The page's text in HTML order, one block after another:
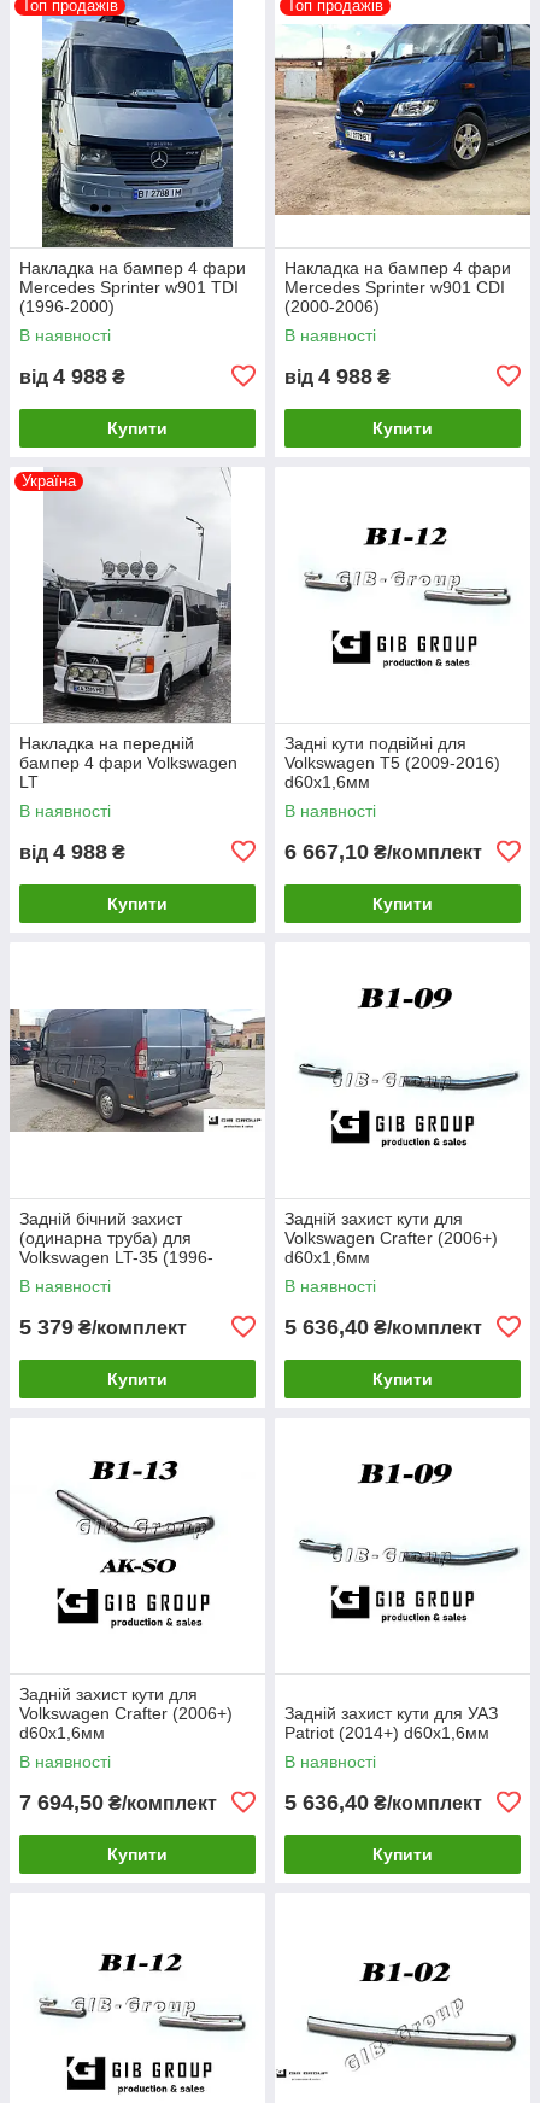
Топ продажів
Накладка на бампер 4 фари
Mercedes Sprinter w901 TDI
(1996-2000)
В наявності
від 4 988 ₴
Купити
Топ продажів
Накладка на бампер 4 фари
Mercedes Sprinter w901 CDI
(2000-2006)
В наявності
від 4 988 ₴
Купити
Україна
Накладка на передній
бампер 4 фари Volkswagen
LT
В наявності
від 4 988 ₴
Купити
Задні кути подвійні для
Volkswagen T5 (2009-2016)
d60х1,6мм
В наявності
6 667,10 ₴/комплект
Купити
Задній бічний захист
(одинарна труба) для
Volkswagen LT-35 (1996-
2006) d60х1,6мм
В наявності
5 379 ₴/комплект
Купити
Задній захист кути для
Volkswagen Crafter (2006+)
d60х1,6мм
В наявності
5 636,40 ₴/комплект
Купити
Задній захист кути для
Volkswagen Crafter (2006+)
d60х1,6мм
В наявності
7 694,50 ₴/комплект
Купити
Задній захист кути для УАЗ
Patriot (2014+) d60х1,6мм
В наявності
5 636,40 ₴/комплект
Купити